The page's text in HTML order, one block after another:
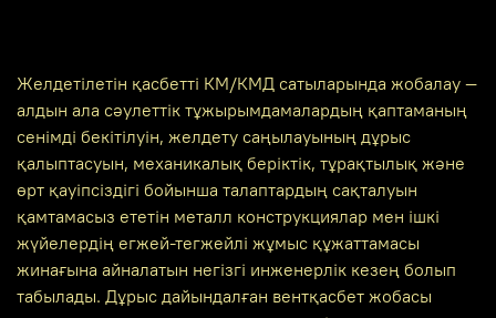
Желдетілетін қасбетті КМ/КМД сатыларында жобалау —
алдын ала сәулеттік тұжырымдамалардың қаптаманың
сенімді бекітілуін, желдету саңылауының дұрыс
қалыптасуын, механикалық беріктік, тұрақтылық және
өрт қауіпсіздігі бойынша талаптардың сақталуын
қамтамасыз ететін металл конструкциялар мен ішкі
жүйелердің егжей-тегжейлі жұмыс құжаттамасы
жинағына айналатын негізгі инженерлік кезең болып
табылады. Дұрыс дайындалған вентқасбет жобасы